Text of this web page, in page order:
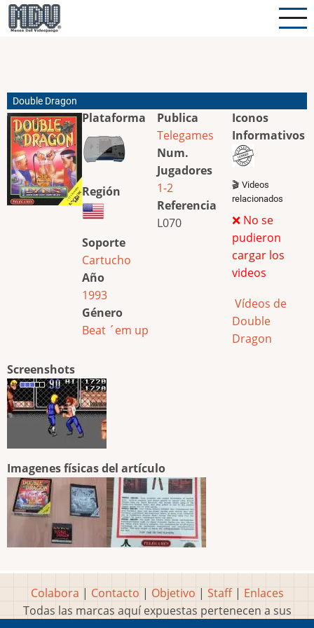
Pasar
al
Double Dragon
Plataforma
Región
Soporte
Cartucho
Año
1993
Género
Beat ´em up
Publica
Telegames
Num.
Jugadores
1-2
Referencia
L070
Iconos
Informativos
🎬 Videos
relacionados
❌ No se
pudieron
cargar los
videos
Vídeos de
Double
Dragon
Screenshots
Imagenes físicas del artículo
Colabora | Contacto | Objetivo | Staff| Enlaces
Todas las marcas aquí expuestas pertenecen a sus